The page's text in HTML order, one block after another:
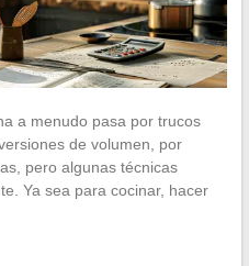
a menudo pasa por trucos
de volumen, por
pero algunas técnicas
Ya sea para cocinar, hacer